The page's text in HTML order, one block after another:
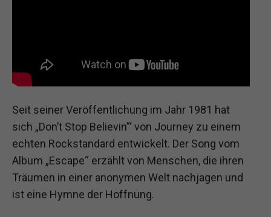
Seit seiner Veröffentlichung im Jahr 1981 hat
sich „Don’t Stop Believin’“ von Journey zu einem
echten Rockstandard entwickelt. Der Song vom
Album „Escape“ erzählt von Menschen, die ihren
Träumen in einer anonymen Welt nachjagen und
ist eine Hymne der Hoffnung.